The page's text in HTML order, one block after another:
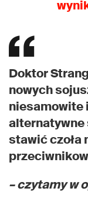
Doktor
nowych
niesamowite
stawić czoła
– czytamy w